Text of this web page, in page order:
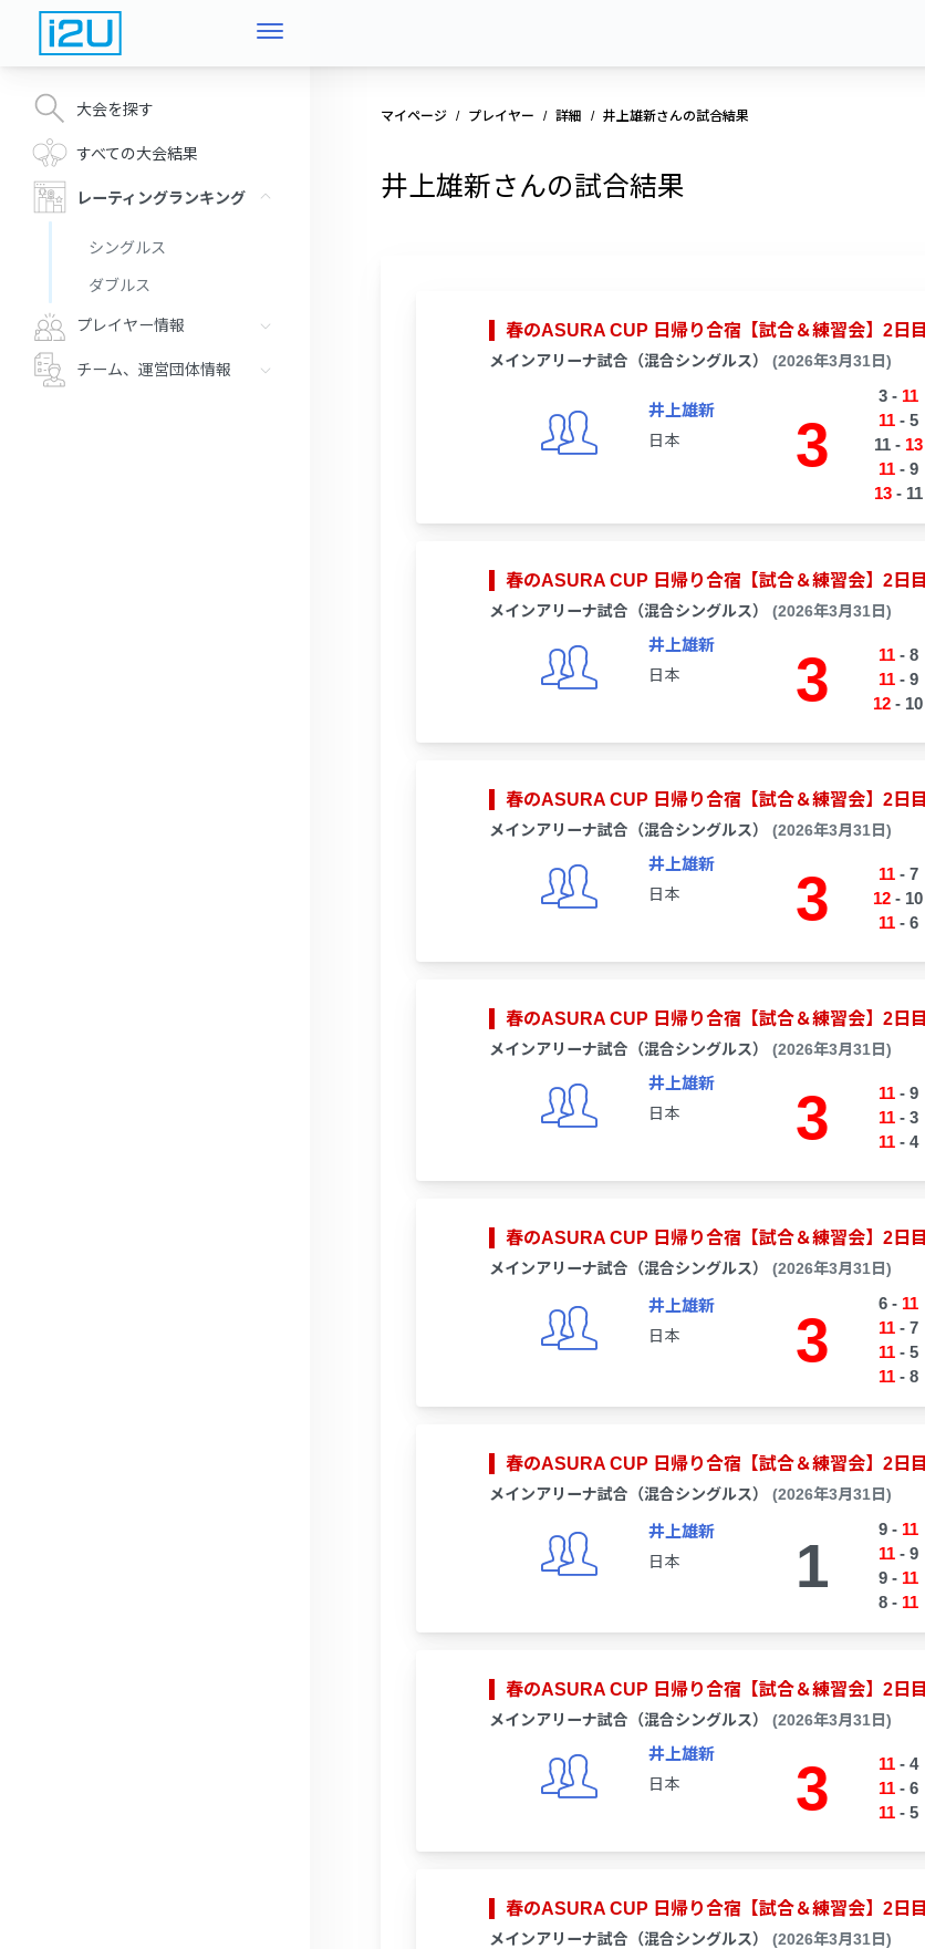
大会を探す
すべての大会結果
レーティングランキング
シングルス
ダブルス
プレイヤー情報
チーム、運営団体情報
マイページ プレイヤー 詳細 井上雄新さんの試合結果
井上雄新さんの試合結果
春のASURA CUP 日帰り合宿【試合＆練習会】2日目
メインアリーナ試合（混合シングルス） (2026年3月31日)
井上雄新
日本 3
3- 11
11- 5
11- 13
11- 9
13- 11
春のASURA CUP 日帰り合宿【試合＆練習会】2日目
メインアリーナ試合（混合シングルス） (2026年3月31日)
井上雄新
日本 3 11- 8
11- 9
12 - 10
春のASURA CUP 日帰り合宿【試合＆練習会】2日目
メインアリーナ試合（混合シングルス） (2026年3月31日)
井上雄新
日本 3 11- 7
12 - 10
11- 6
春のASURA CUP 日帰り合宿【試合＆練習会】2日目
メインアリーナ試合（混合シングルス） (2026年3月31日)
井上雄新
日本 3 11- 9
11- 3
11- 4
春のASURA CUP 日帰り合宿【試合＆練習会】2日目
メインアリーナ試合（混合シングルス） (2026年3月31日)
井上雄新
日本 3
6- 11
11- 7
11- 5
11- 8
春のASURA CUP 日帰り合宿【試合＆練習会】2日目
メインアリーナ試合（混合シングルス） (2026年3月31日)
井上雄新
日本 1
9- 11
11- 9
9- 11
8- 11
春のASURA CUP 日帰り合宿【試合＆練習会】2日目
メインアリーナ試合（混合シングルス） (2026年3月31日)
井上雄新
日本 3 11- 4
11- 6
11- 5
春のASURA CUP 日帰り合宿【試合＆練習会】2日目
メインアリーナ試合（混合シングルス） (2026年3月31日)